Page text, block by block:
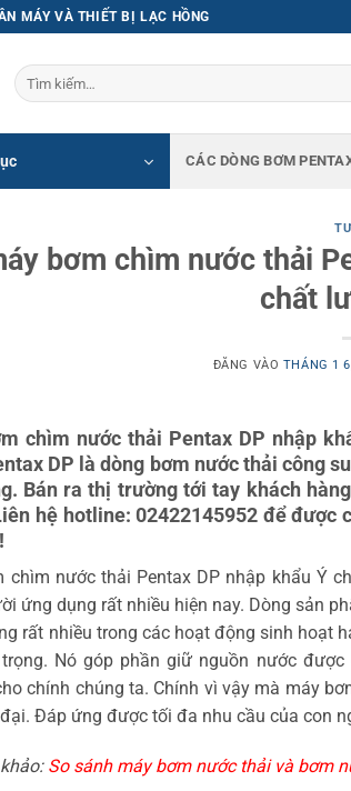
MÁY VÀ THIẾT BỊ LẠC HỒNG
Tìm
kiếm:
CÁC DÒNG BƠM
bơm chìm nước thải
chất
ĐĂNG VÀO THÁNG 1
chìm nước thải Pentax DP nhập
DP là dòng bơm nước thải công
Bán ra thị trường tới tay khách
hệ hotline: 02422145952 để được
chìm nước thải Pentax DP nhập khẩu Ý
ứng dụng rất nhiều hiện nay. Dòng sản
rất nhiều trong các hoạt động sinh hoạt
Nó góp phần giữ nguồn nước
chính chúng ta. Chính vì vậy mà máy
Đáp ứng được tối đa nhu cầu của con
So sánh máy bơm nước thải và bơm